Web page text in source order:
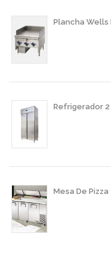
Plancha Wells
Refrigerador 2
Mesa De Pizza